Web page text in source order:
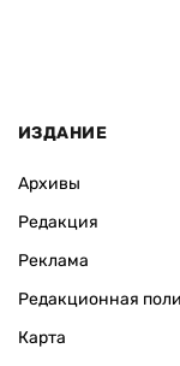
ИЗДАНИЕ
Архивы
Редакция
Реклама
Редакционная
Карта